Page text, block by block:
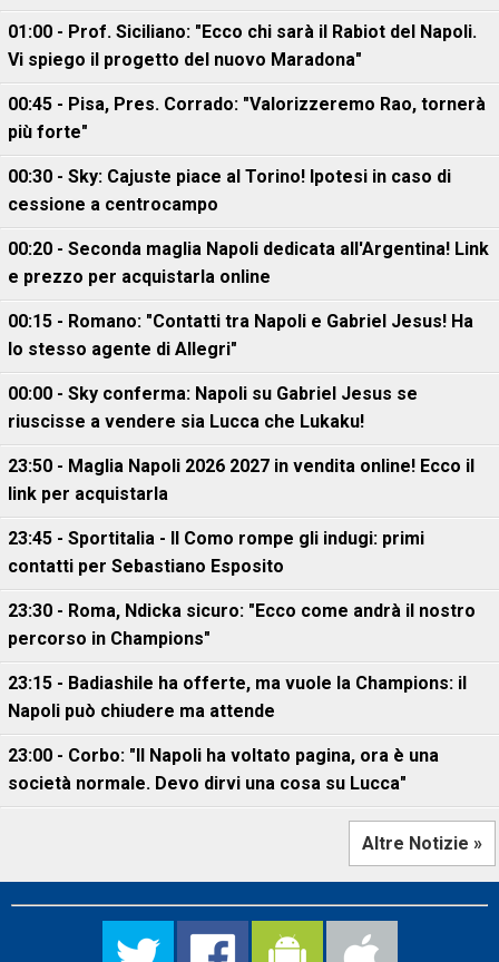
01:00 - Prof. Siciliano: "Ecco chi sarà il Rabiot del Napoli.
Vi spiego il progetto del nuovo Maradona"
00:45 - Pisa, Pres. Corrado: "Valorizzeremo Rao, tornerà
più forte"
00:30 - Sky: Cajuste piace al Torino! Ipotesi in caso di
cessione a centrocampo
00:20 - Seconda maglia Napoli dedicata all'Argentina! Link
e prezzo per acquistarla online
00:15 - Romano: "Contatti tra Napoli e Gabriel Jesus! Ha
lo stesso agente di Allegri"
00:00 - Sky conferma: Napoli su Gabriel Jesus se
riuscisse a vendere sia Lucca che Lukaku!
23:50 - Maglia Napoli 2026 2027 in vendita online! Ecco il
link per acquistarla
23:45 - Sportitalia - Il Como rompe gli indugi: primi
contatti per Sebastiano Esposito
23:30 - Roma, Ndicka sicuro: "Ecco come andrà il nostro
percorso in Champions"
23:15 - Badiashile ha offerte, ma vuole la Champions: il
Napoli può chiudere ma attende
23:00 - Corbo: "Il Napoli ha voltato pagina, ora è una
società normale. Devo dirvi una cosa su Lucca"
Altre Notizie »